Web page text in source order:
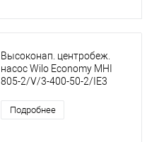
Высоконап. центробеж.
насос Wilo Economy MHI
805-2/V/3-400-50-2/IE3
Подробнее